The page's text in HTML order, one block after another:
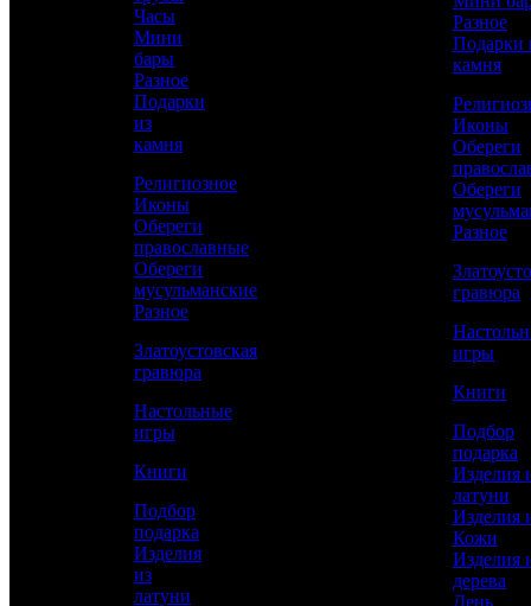
57 800 р.
Сравнить товар
Рассчитать доставку СДЭК
РАССЧИТАТЬ
Часы
Мини
бары
Разное
Подарки
из
камня
Религиозное
Иконы
Обереги
православные
Обереги
мусульманские
Разное
Златоустовская
гравюра
Настольные
игры
Книги
Подбор
подарка
Изделия
из
латуни
Разное
Подарки
камня
Иконы
Обереги
Обереги
Разное
гравюра
игры
Книги
Подбор
подарка
Изделия
латуни
Изделия
Кожи
Изделия
дерева
День